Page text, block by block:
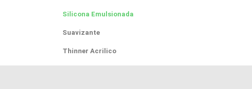
Silicona Emulsionada
Suavizante
Thinner Acrilico